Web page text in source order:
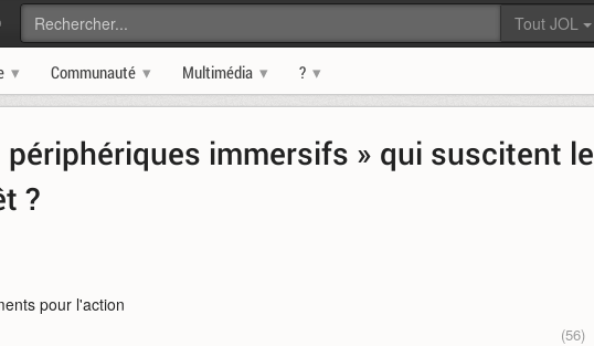
Tout JOL
Communauté Multimédia ?
périphériques immersifs » qui suscitent le
?
pour l'action
(56)